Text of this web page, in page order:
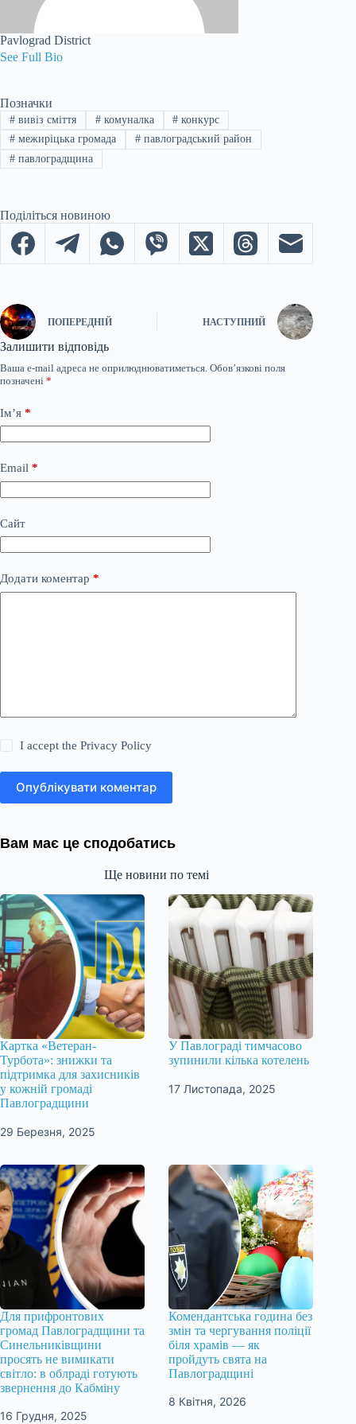
Pavlograd District
See Full Bio
Позначки
#вивіз сміття #комуналка # конкурс
#межиріцька громада #павлоградський район
#павлоградщина
Поділіться новиною
ПОПЕРЕДНІЙ НАСТУПНИЙ
Залишити відповідь
Ваша e-mail адреса не оприлюднюватиметься. Обов’язкові поля
позначені *
Ім’я *
Email *
Сайт
Додати коментар *
I accept thePrivacy Policy
Опублікувати коментар
Вам має це сподобатись
Ще новини по темі
Картка «Ветеран-
Турбота»: знижки та
підтримка для захисників
у кожній громаді
Павлоградщини
29 Березня, 2025
У Павлограді тимчасово
зупинили кілька котелень
17 Листопада, 2025
Для прифронтових
громад Павлоградщини та
Синельниківщини
просять не вимикати
світло: в облраді готують
звернення до Кабміну
16 Грудня, 2025
Комендантська година без
змін та чергування поліції
біля храмів — як
пройдуть свята на
Павлоградщині
8 Квітня, 2026